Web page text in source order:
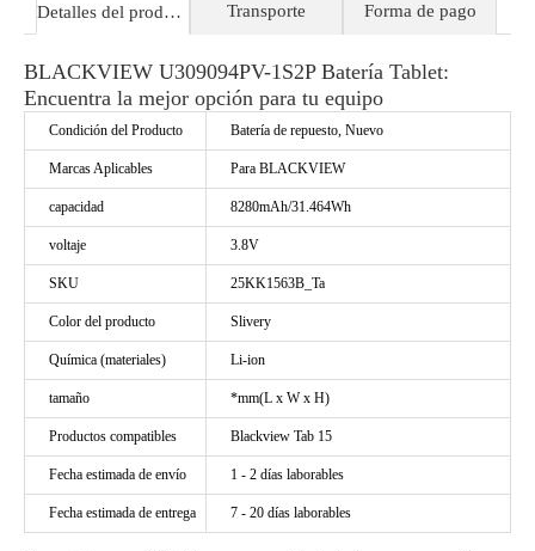
Detalles del producto Transporte Forma de pago
BLACKVIEW U309094PV-1S2P Batería Tablet:
Encuentra la mejor opción para tu equipo
Condición del Producto Batería de repuesto, Nuevo
Marcas Aplicables Para BLACKVIEW
capacidad 8280mAh/31.464Wh
voltaje 3.8V
SKU 25KK1563B_Ta
Color del producto Slivery
Química (materiales) Li-ion
tamaño *mm(L x W x H)
Productos compatibles Blackview Tab 15
Fecha estimada de envío 1 - 2 días laborables
Fecha estimada de entrega 7 - 20 días laborables